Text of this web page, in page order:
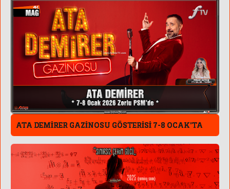
ATA DEMİRER GAZİNOSU GÖSTERİSİ 7-8 OCAK'TA